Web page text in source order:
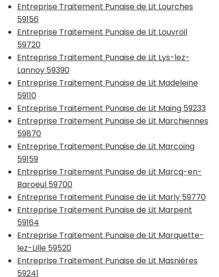
Entreprise Traitement Punaise de Lit Lourches
59156
Entreprise Traitement Punaise de Lit Louvroil
59720
Entreprise Traitement Punaise de Lit Lys-lez-
Lannoy 59390
Entreprise Traitement Punaise de Lit Madeleine
59110
Entreprise Traitement Punaise de Lit Maing 59233
Entreprise Traitement Punaise de Lit Marchiennes
59870
Entreprise Traitement Punaise de Lit Marcoing
59159
Entreprise Traitement Punaise de Lit Marcq-en-
Baroeul 59700
Entreprise Traitement Punaise de Lit Marly 59770
Entreprise Traitement Punaise de Lit Marpent
59164
Entreprise Traitement Punaise de Lit Marquette-
lez-Lille 59520
Entreprise Traitement Punaise de Lit Masnières
59241